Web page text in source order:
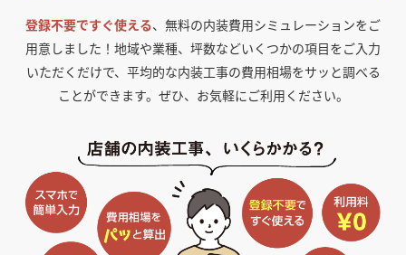
登録不要ですぐ使える、無料の内装費用シミュレーションをご
用意しました！ 地域や業種、坪数などいくつかの項目をご入力
いただくだけで、平均的な内装工事の費用相場をサッと調べる
ことができます。ぜひ、お気軽にご利用ください。